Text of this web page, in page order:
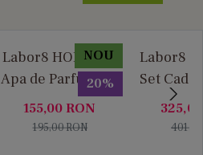
NOU
20%
Labor8 HOD 881 -
Apa de Parfum, 30
ml, Unisex
155,00 RON
195,00RON
Labor8
Set
Parfum
Apa de